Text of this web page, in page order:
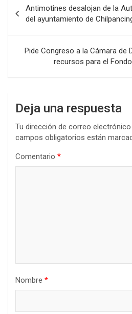
de
entradas
Antimotines desalojan de la
del ayuntamiento de
Pide Congreso a la Cámara de
recursos para el
Deja una respuesta
Tu dirección de correo
campos obligatorios están
Comentario *
Nombre *